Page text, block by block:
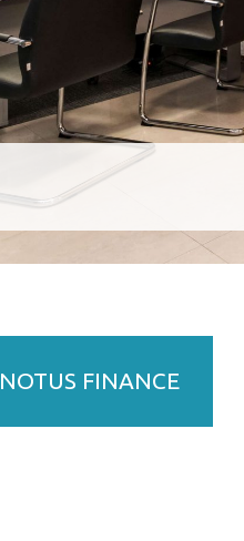
NOTUS FINANCE